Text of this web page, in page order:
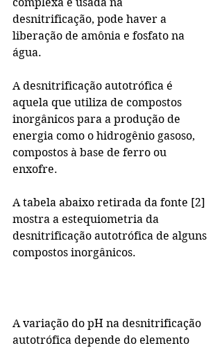
complexa é usada na
desnitrificação, pode haver a
liberação de amônia e fosfato na
água.
A desnitrificação autotrófica é
aquela que utiliza de compostos
inorgânicos para a produção de
energia como o hidrogênio gasoso,
compostos à base de ferro ou
enxofre.
A tabela abaixo retirada da fonte [2]
mostra a estequiometria da
desnitrificação autotrófica de alguns
compostos inorgânicos.
A variação do pH na desnitrificação
autotrófica depende do elemento